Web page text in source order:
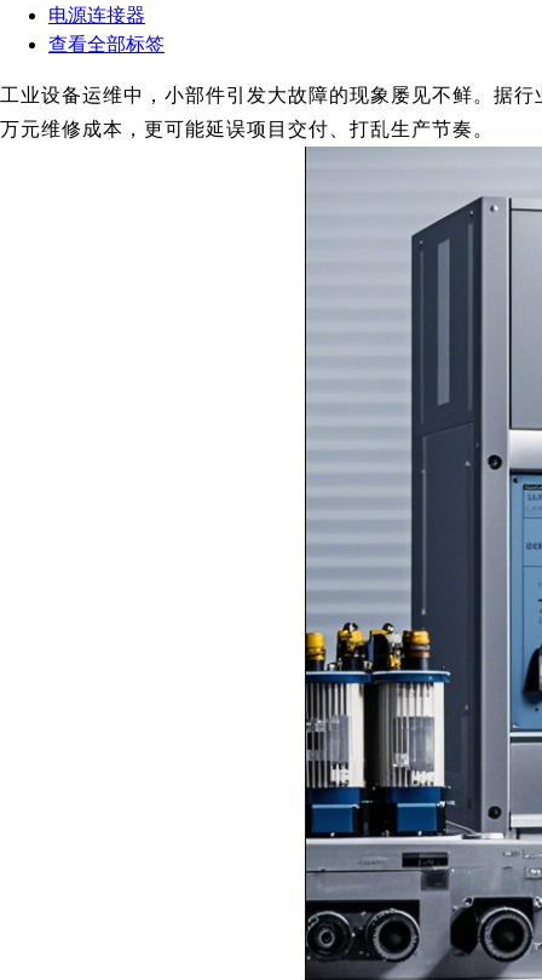
电源连接器
查看全部标签
工业设备运维中，小部件引发大故障的现象屡见不鲜。据
万元维修成本，更可能延误项目交付、打乱生产节奏。